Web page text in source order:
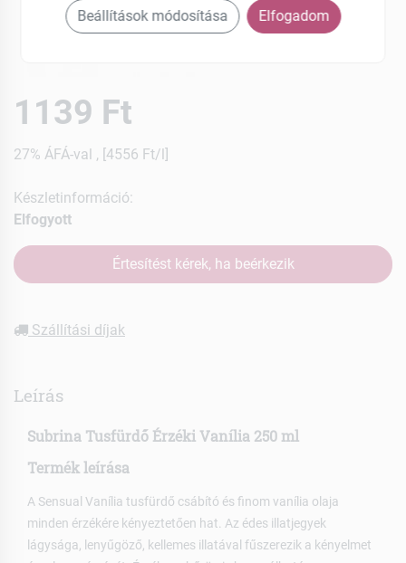
1139 Ft
27% ÁFÁ-val , [4556 Ft/l]
Készletinformáció:
Elfogyott
Értesítést kérek, ha beérkezik
Szállítási díjak
Leírás
Subrina Tusfürdő Érzéki Vanília 250 ml
Termék leírása
A Sensual Vanília tusfürdő csábító és finom vanília olaja
minden érzékére kényeztetően hat. Az édes illatjegyek
lágysága, lenyűgöző, kellemes illatával fűszerezik a kényelmet
Beállítások módosítása Elfogadom